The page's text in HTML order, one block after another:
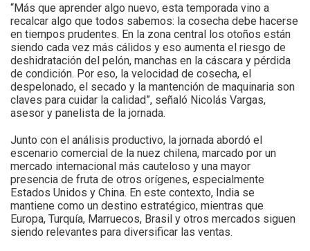
“Más que aprender algo nuevo, esta temporada vino a
recalcar algo que todos sabemos: la cosecha debe hacerse
en tiempos prudentes. En la zona central los otoños están
siendo cada vez más cálidos y eso aumenta el riesgo de
deshidratación del pelón, manchas en la cáscara y pérdida
de condición. Por eso, la velocidad de cosecha, el
despelonado, el secado y la mantención de maquinaria son
claves para cuidar la calidad”, señaló Nicolás Vargas,
asesor y panelista de la jornada.
Junto con el análisis productivo, la jornada abordó el
escenario comercial de la nuez chilena, marcado por un
mercado internacional más cauteloso y una mayor
presencia de fruta de otros orígenes, especialmente
Estados Unidos y China. En este contexto, India se
mantiene como un destino estratégico, mientras que
Europa, Turquía, Marruecos, Brasil y otros mercados siguen
siendo relevantes para diversificar las ventas.